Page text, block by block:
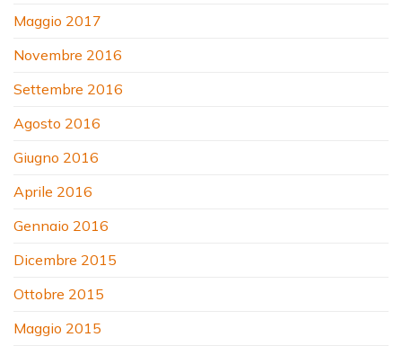
Maggio 2017
Novembre 2016
Settembre 2016
Agosto 2016
Giugno 2016
Aprile 2016
Gennaio 2016
Dicembre 2015
Ottobre 2015
Maggio 2015